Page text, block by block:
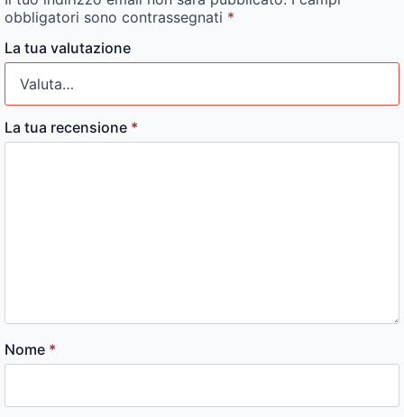
obbligatori sono contrassegnati *
La tua valutazione
La tua recensione *
Nome *